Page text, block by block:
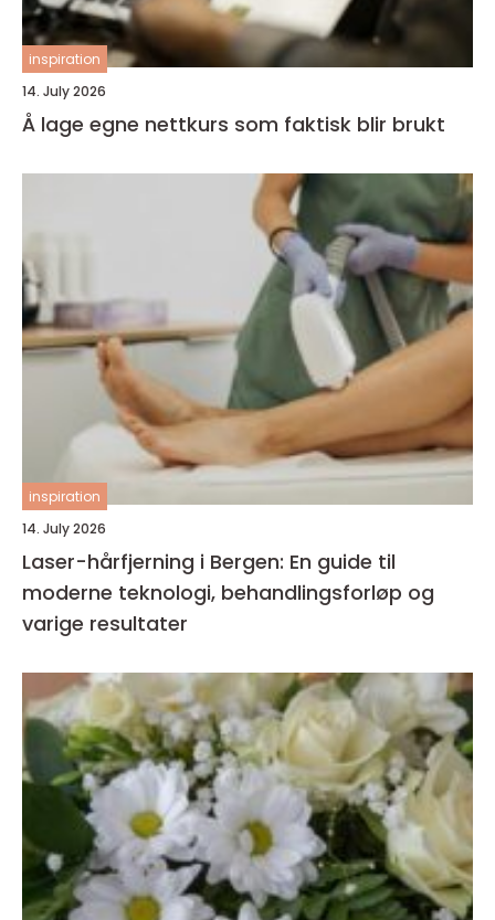
inspiration
14. July 2026
Å lage egne nettkurs som faktisk blir brukt
inspiration
14. July 2026
Laser-hårfjerning i Bergen: En guide til
moderne teknologi, behandlingsforløp og
varige resultater